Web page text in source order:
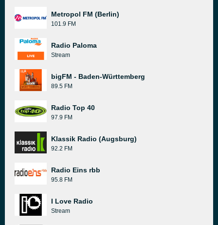
Metropol FM (Berlin)
101.9 FM
Radio Paloma
Stream
bigFM - Baden-Württemberg
89.5 FM
Radio Top 40
97.9 FM
Klassik Radio (Augsburg)
92.2 FM
Radio Eins rbb
95.8 FM
I Love Radio
Stream